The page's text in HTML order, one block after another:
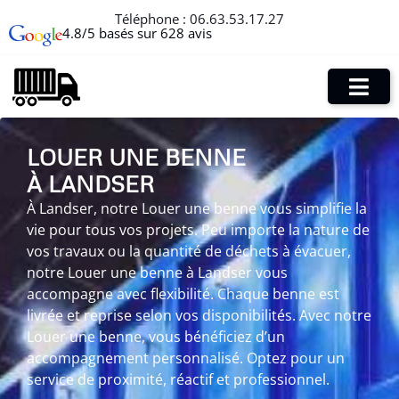
Téléphone : 06.63.53.17.27
4.8/5 basés sur 628 avis
LOUER UNE BENNE
À LANDSER
À Landser, notre Louer une benne vous simplifie la
vie pour tous vos projets. Peu importe la nature de
vos travaux ou la quantité de déchets à évacuer,
notre Louer une benne à Landser vous
accompagne avec flexibilité. Chaque benne est
livrée et reprise selon vos disponibilités. Avec notre
Louer une benne, vous bénéficiez d’un
accompagnement personnalisé. Optez pour un
service de proximité, réactif et professionnel.